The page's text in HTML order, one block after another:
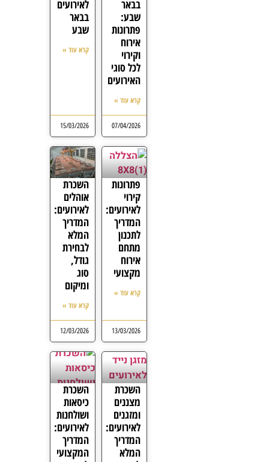
בבאר
שבע:
פתרונות
אירוח
וקירוי
לכל סוגי
האירועים
קרא עוד »
07/04/2026
לאירועים
בבאר
שבע
קרא עוד »
15/03/2026
פתרונות
קירוי
לאירועים:
המדריך
לתכנון
מתחם
אירוח
מקצועי
קרא עוד »
13/03/2026
השכרת
אוהלים
לאירועים:
המדריך
המלא
לבחירת
גודל,
סוג
ומיקום
קרא עוד »
12/03/2026
השכרת
מצננים
ומזגנים
לאירועים:
המדריך
המלא
השכרת
כיסאות
ושולחנות
לאירועים:
המדריך
המקצועי